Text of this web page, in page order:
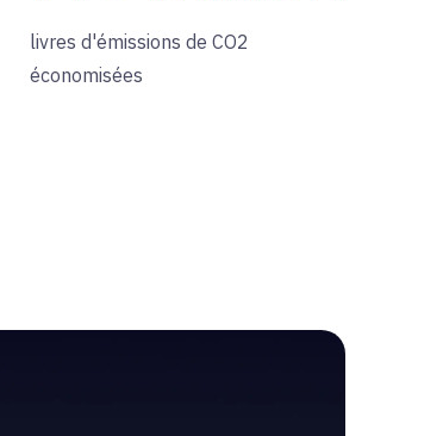
livres d'émissions de CO2
économisées